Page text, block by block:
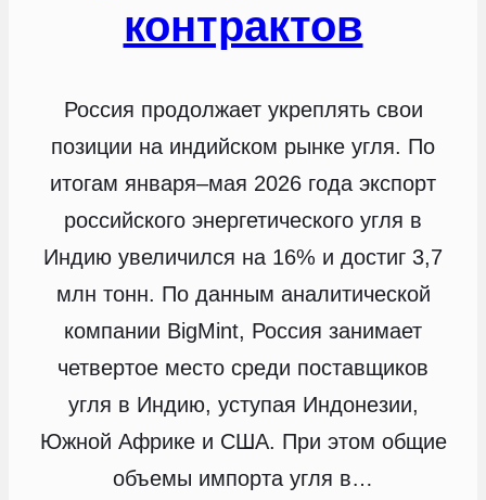
контрактов
Россия продолжает укреплять свои
позиции на индийском рынке угля. По
итогам января–мая 2026 года экспорт
российского энергетического угля в
Индию увеличился на 16% и достиг 3,7
млн тонн. По данным аналитической
компании BigMint, Россия занимает
четвертое место среди поставщиков
угля в Индию, уступая Индонезии,
Южной Африке и США. При этом общие
объемы импорта угля в…